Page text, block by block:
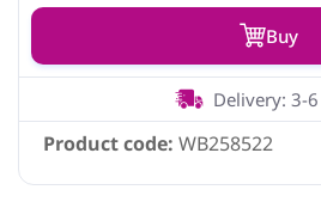
Buy
Product code: WB258522
Delivery: 3-